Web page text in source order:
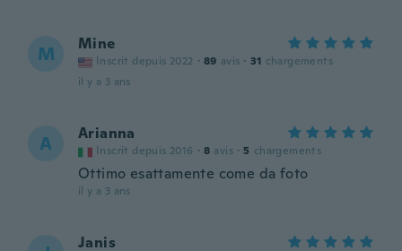
M Mine
Inscrit depuis 2022 · 89 avis · 31 chargements
il y a 3 ans
A Arianna
Inscrit depuis 2016 · 8 avis · 5 chargements
Ottimo esattamente come da foto
il y a 3 ans
Janis